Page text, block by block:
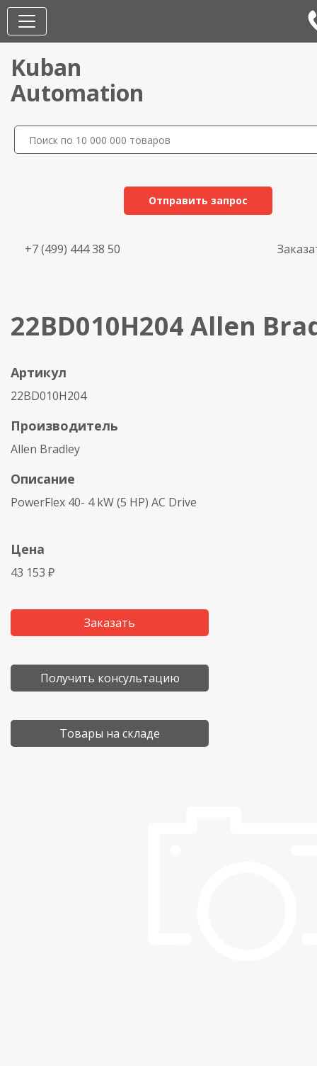
Kuban
Automation
Отправить запрос
+7 (499) 444 38 50
22BD010H204 Allen
Артикул
22BD010H204
Производитель
Allen Bradley
Описание
PowerFlex 40- 4 kW (5 HP) AC Drive
Цена
43 153 ₽
Заказать
Получить консультацию
Товары на складе